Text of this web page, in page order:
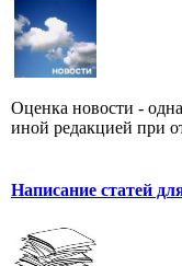
Оценка новости -
иной редакцией при
Написание статей